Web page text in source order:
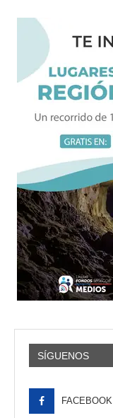
SÍGUENOS
FACEBOOK